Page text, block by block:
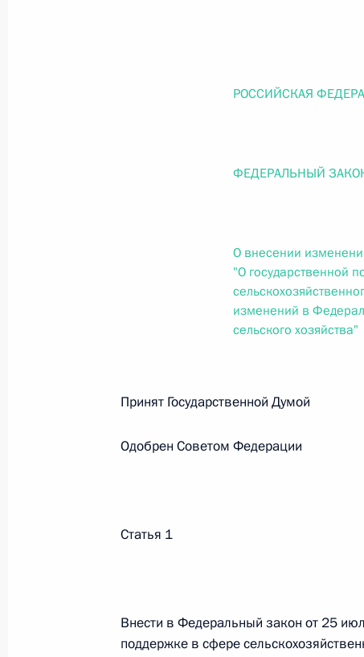
Федеральный закон от
Федеральный закон от
О внесении изменений в Федеральный
Федеральный закон от
26 июля 2026 года
О внесении изменений в статьи 85 и 102
кодекса Российской Федерации
РОССИЙСКАЯ
ФЕДЕРАЛЬНЫЙ
О внесении
"О государственной
изменений в
сельского хозяйства"
Принят Государственной
Одобрен Советом
Статья 1
Внести в Федеральный закон от 25
поддержке в сфере